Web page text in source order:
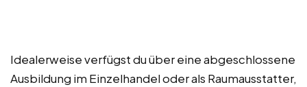
Idealerweise verfügst du über eine abgeschlossene
Ausbildung im Einzelhandel oder als Raumausstatter,